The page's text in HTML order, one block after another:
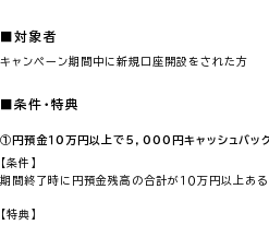
■対象者
キャンペーン期間中に新規口座開設をされた方
■条件・特典
①円預金１０万円以上で５，０００円キャッシュバック
【条件】
期間終了時に円預金残高の合計が１０万円以上ある
【特典】